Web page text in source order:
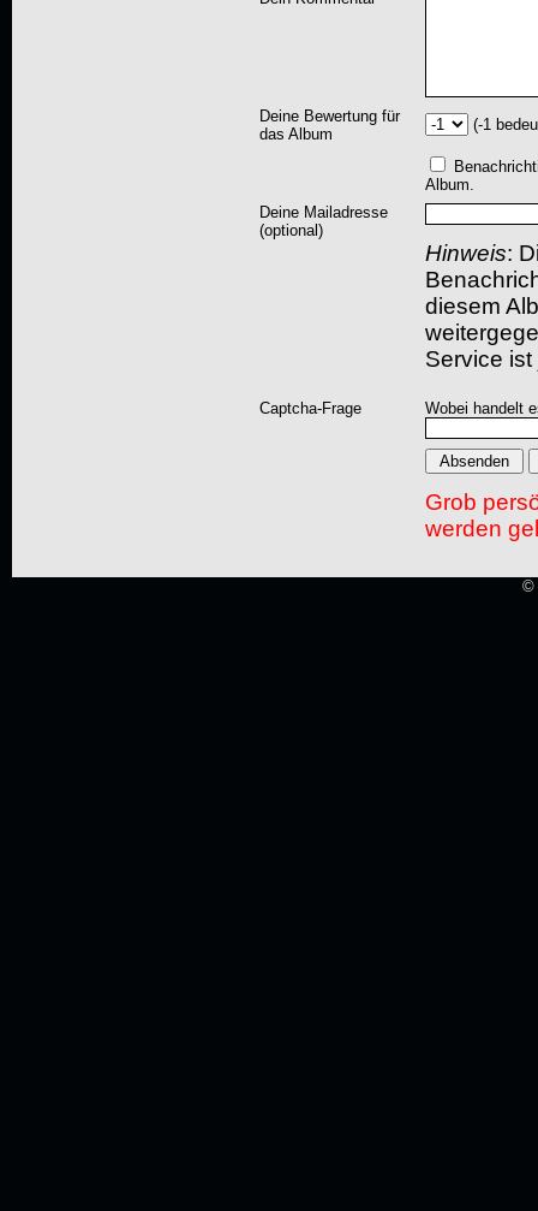
Deine Bewertung für
das Album
(-1
Album.
Deine Mailadresse
(optional)
Hinweis:
diesem
Service
Captcha-Frage Wobei handelt
Grob
werden
©